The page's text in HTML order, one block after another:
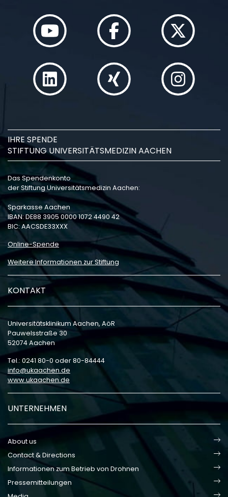
IHRE SPENDE
STIFTUNG UNIVERSITÄTSMEDIZIN AACHEN
Das Spendenkonto
der Stiftung Universitätsmedizin Aachen:
Sparkasse Aachen
IBAN: DE88 3905 0000 1072 4490 42
BIC: AACSDE33XXX
Online-Spende
Weitere Informationen zur Stiftung
KONTAKT
Universitätsklinikum Aachen, AöR
Pauwelsstraße 30
52074 Aachen
Tel.: 0241 80-0 oder 80-84444
info
ukaachen de
www.ukaachen.de
UNTERNEHMEN
About us
Contact & Directions
Informationen zum Betrieb von Drohnen
Pressemitteilungen